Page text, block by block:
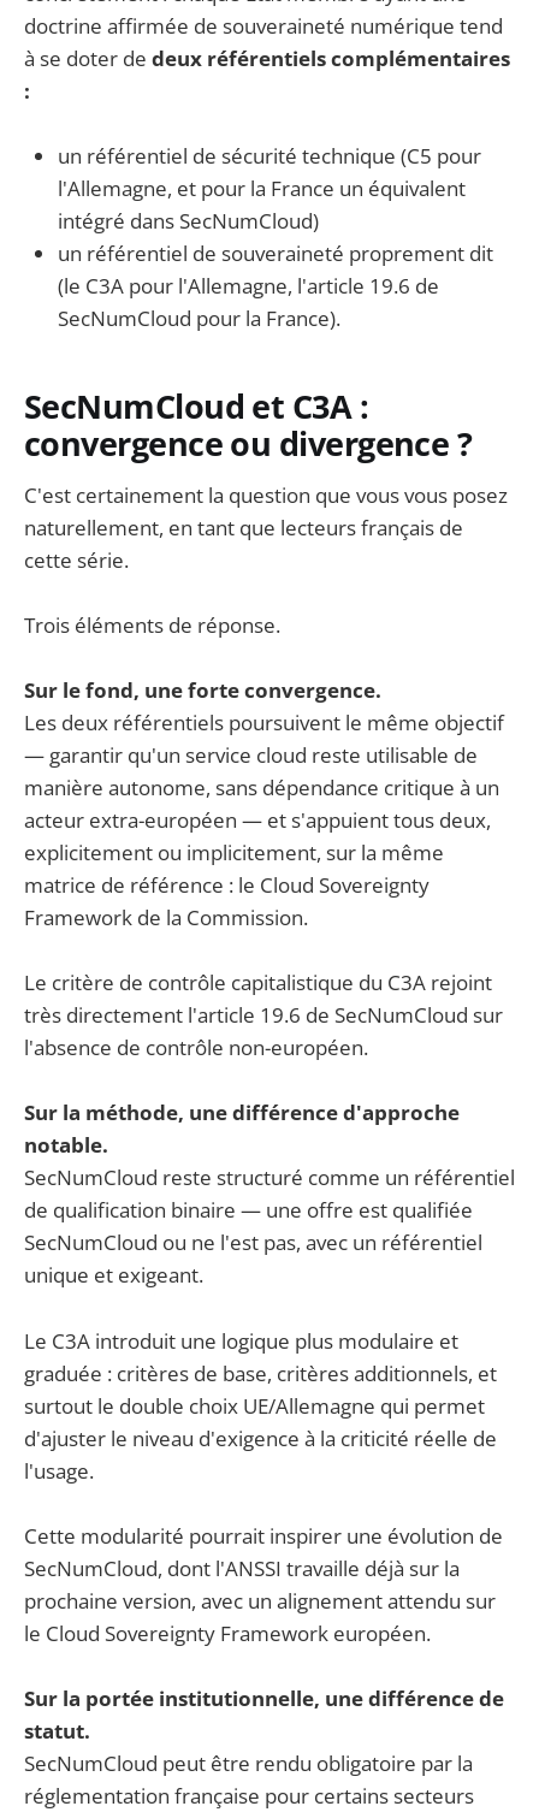
doctrine affirmée de souveraineté numérique tend
à se doter de deux référentiels complémentaires
:
un référentiel de sécurité technique (C5 pour
l'Allemagne, et pour la France un équivalent
intégré dans SecNumCloud)
un référentiel de souveraineté proprement dit
(le C3A pour l'Allemagne, l'article 19.6 de
SecNumCloud pour la France).
SecNumCloud et C3A :
convergence ou divergence ?
C'est certainement la question que vous vous posez
naturellement, en tant que lecteurs français de
cette série.
Trois éléments de réponse.
Sur le fond, une forte convergence.
Les deux référentiels poursuivent le même objectif
— garantir qu'un service cloud reste utilisable de
manière autonome, sans dépendance critique à un
acteur extra-européen — et s'appuient tous deux,
explicitement ou implicitement, sur la même
matrice de référence : le Cloud Sovereignty
Framework de la Commission.
Le critère de contrôle capitalistique du C3A rejoint
très directement l'article 19.6 de SecNumCloud sur
l'absence de contrôle non-européen.
Sur la méthode, une différence d'approche
notable.
SecNumCloud reste structuré comme un référentiel
de qualification binaire — une offre est qualifiée
SecNumCloud ou ne l'est pas, avec un référentiel
unique et exigeant.
Le C3A introduit une logique plus modulaire et
graduée : critères de base, critères additionnels, et
surtout le double choix UE/Allemagne qui permet
d'ajuster le niveau d'exigence à la criticité réelle de
l'usage.
Cette modularité pourrait inspirer une évolution de
SecNumCloud, dont l'ANSSI travaille déjà sur la
prochaine version, avec un alignement attendu sur
le Cloud Sovereignty Framework européen.
Sur la portée institutionnelle, une différence de
statut.
SecNumCloud peut être rendu obligatoire par la
réglementation française pour certains secteurs